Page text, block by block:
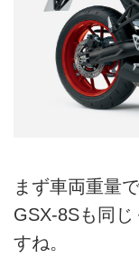
まず車両重量
GSX-8Sも同
すね。